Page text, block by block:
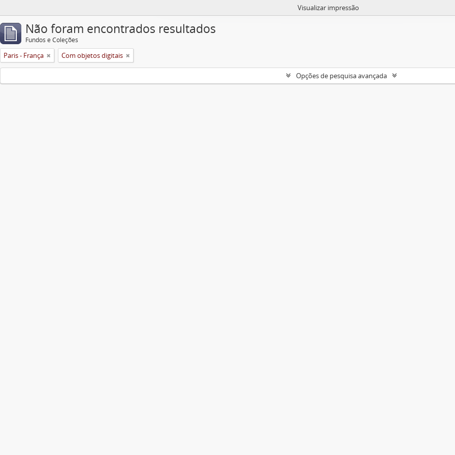
Visualizar impressão
Não foram encontrados resultados
Fundos e Coleções
Paris - França Com objetos digitais
Opções de pesquisa avançada